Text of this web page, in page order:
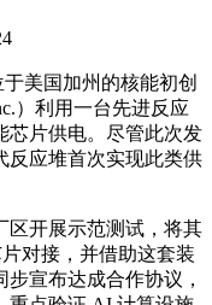
美国加州的核能初创
）利用一台先进反应
芯片供电。尽管此次发
反应堆首次实现此类供
区开展示范测试，将其
对接，并借助这套装
宣布达成合作协议，